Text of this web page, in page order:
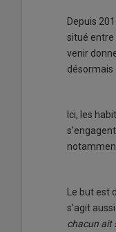
Depuis
situé entre
venir
désormais
Ici, les
Le but est
s’agit
chacun ait